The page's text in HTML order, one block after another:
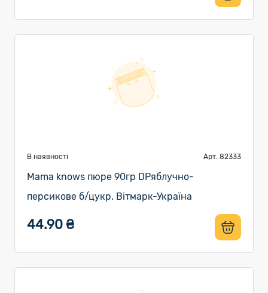
В наявності Арт. 82333
Mama knows пюре 90гр DPяблучно-
персикове б/цукр. Вітмарк-Україна
44.90 ₴